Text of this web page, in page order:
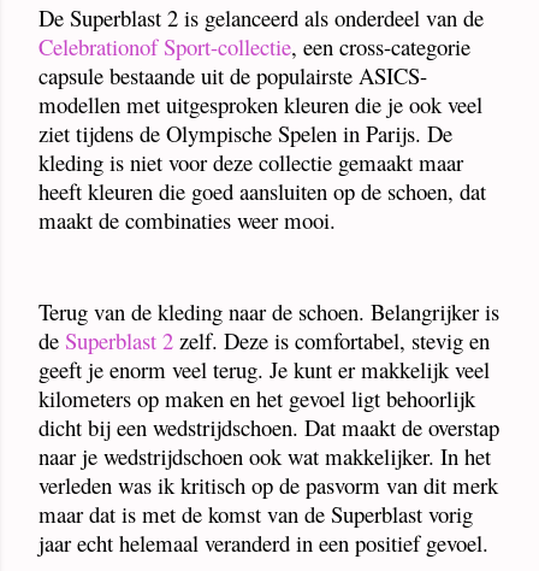
De Superblast 2 is gelanceerd als onderdeel van de
Celebrationof Sport-collectie, een cross-categorie
capsule bestaande uit de populairste ASICS-
modellen met uitgesproken kleuren die je ook veel
ziet tijdens de Olympische Spelen in Parijs. De
kleding is niet voor deze collectie gemaakt maar
heeft kleuren die goed aansluiten op de schoen, dat
maakt de combinaties weer mooi.
Terug van de kleding naar de schoen. Belangrijker is
de Superblast 2 zelf. Deze is comfortabel, stevig en
geeft je enorm veel terug. Je kunt er makkelijk veel
kilometers op maken en het gevoel ligt behoorlijk
dicht bij een wedstrijdschoen. Dat maakt de overstap
naar je wedstrijdschoen ook wat makkelijker. In het
verleden was ik kritisch op de pasvorm van dit merk
maar dat is met de komst van de Superblast vorig
jaar echt helemaal veranderd in een positief gevoel.